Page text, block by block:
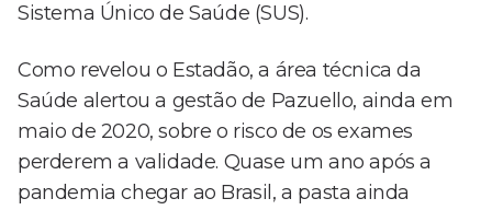
Sistema Único de Saúde (SUS).
Como revelou o Estadão, a área técnica da
Saúde alertou a gestão de Pazuello, ainda em
maio de 2020, sobre o risco de os exames
perderem a validade. Quase um ano após a
pandemia chegar ao Brasil, a pasta ainda